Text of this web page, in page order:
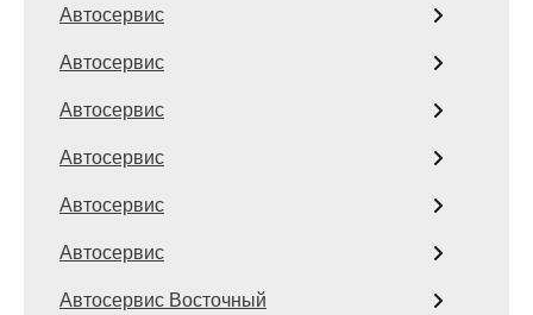
Автосервис
Автосервис
Автосервис
Автосервис
Автосервис
Автосервис
Автосервис Восточный